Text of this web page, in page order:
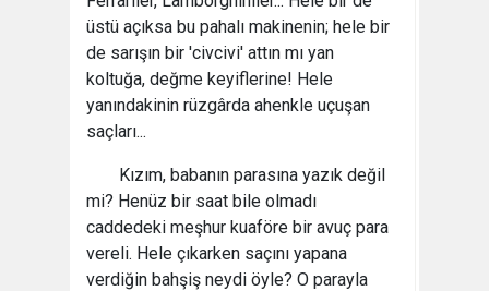
üstü açıksa bu pahalı makinenin; hele bir
de sarışın bir 'civcivi' attın mı yan
koltuğa, değme keyiflerine! Hele
yanındakinin rüzgârda ahenkle uçuşan
saçları...
Kızım, babanın parasına yazık değil
mi? Henüz bir saat bile olmadı
caddedeki meşhur kuaföre bir avuç para
vereli. Hele çıkarken saçını yapana
verdiğin bahşiş neydi öyle? O parayla